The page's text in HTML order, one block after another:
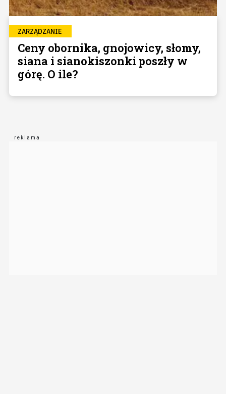
ZARZĄDZANIE
Ceny obornika, gnojowicy, słomy,
siana i sianokiszonki poszły w
górę. O ile?